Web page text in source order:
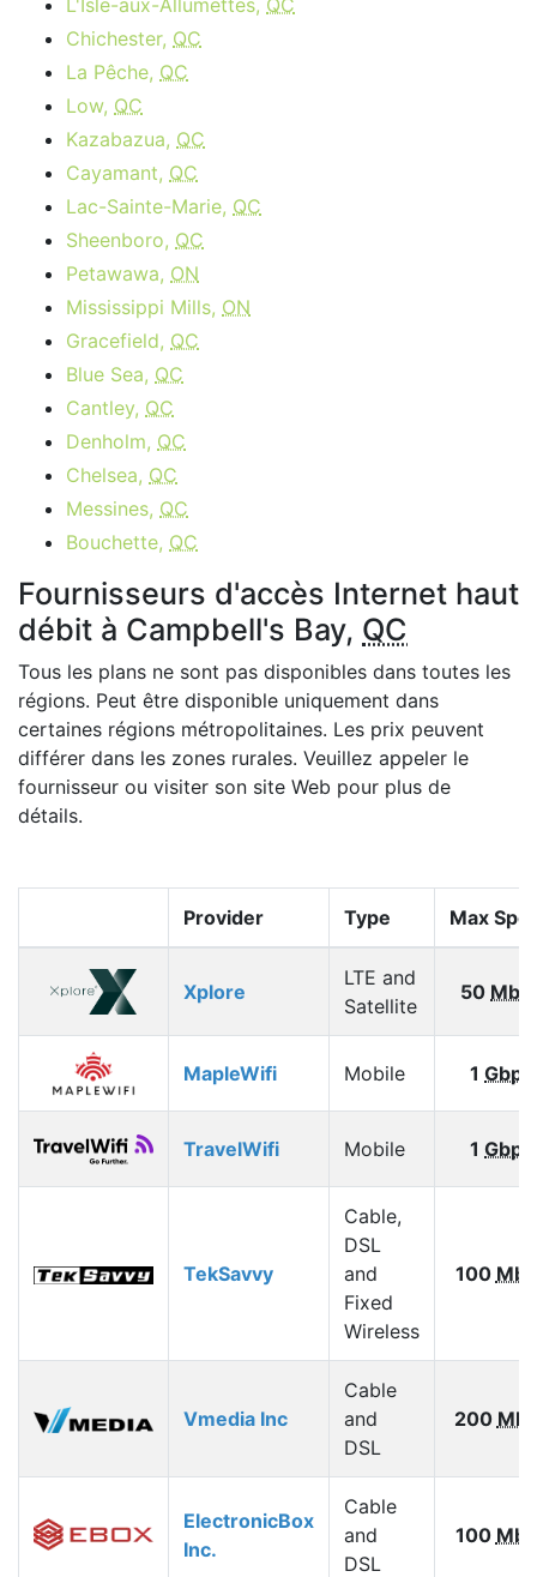
L'Isle-aux-Allumettes, QC
Chichester, QC
La Pêche, QC
Low, QC
Kazabazua, QC
Cayamant, QC
Lac-Sainte-Marie, QC
Sheenboro, QC
Petawawa, ON
Mississippi Mills, ON
Gracefield, QC
Blue Sea, QC
Cantley, QC
Denholm, QC
Chelsea, QC
Messines, QC
Bouchette, QC
Fournisseurs d'accès Internet haut
débit à Campbell's Bay, QC
Tous les plans ne sont pas disponibles dans toutes les
régions. Peut être disponible uniquement dans
certaines régions métropolitaines. Les prix peuvent
différer dans les zones rurales. Veuillez appeler le
fournisseur ou visiter son site Web pour plus de
détails.
Provider Type Max
Xplore
LTE and
Satellite
50
MapleWifi Mobile 1 Gbps
TravelWifi Mobile 1 Gbps
TekSavvy
Cable,
DSL
and
Fixed
Wireless
100
Vmedia Inc
Cable
and
DSL
200
ElectronicBox
Inc.
Cable
and
DSL
100